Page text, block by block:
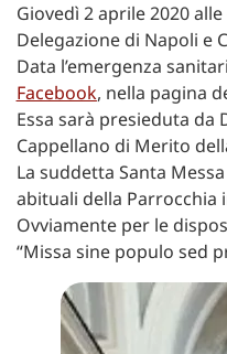
Giovedì 2 aprile 2020
Delegazione di Napoli e
Data l’emergenza
Facebook, nella pagina
Essa sarà presieduta
Cappellano di Merito
La suddetta Santa
abituali della Parrocchia
Ovviamente per le
“Missa sine populo sed